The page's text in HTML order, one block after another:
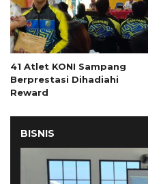
41 Atlet KONI Sampang
Berprestasi Dihadiahi
Reward
BISNIS